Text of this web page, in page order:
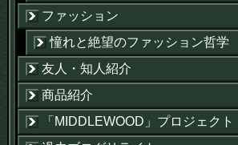
ファッション
憧れと絶望のファッション哲学
友人・知人紹介
商品紹介
「MIDDLEWOOD」プロジェクト